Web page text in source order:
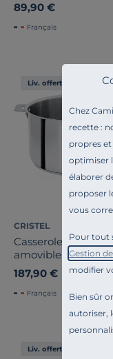
Chez
recette :
propres
optimiser
élaborer
proposer
vous
Pour tout
Gestion
modifier
Bien sûr
autoriser,
89,90 €
Français
Liv. offerte
CRISTEL
Casserole Casteline
amovible - 20 m
187,90 €
Français
Liv. offerte